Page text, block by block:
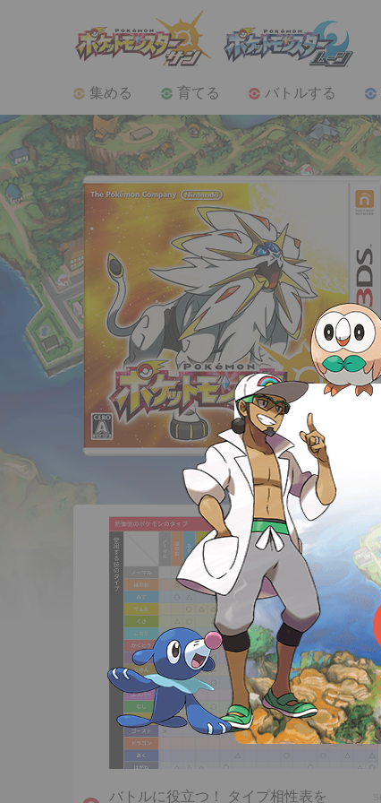
集める 育てる バトルする
バトルに役立つ！ タイプ相性表を